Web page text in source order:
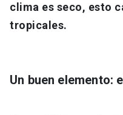
clima es seco, esto
tropicales.
Un buen elemento: